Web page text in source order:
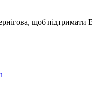
щоб підтримати